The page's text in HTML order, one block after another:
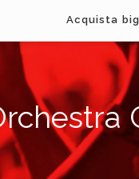
Acquista